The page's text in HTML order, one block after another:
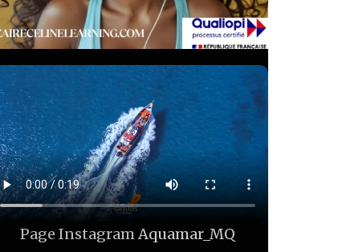
Page InstagramAquamar_MQ